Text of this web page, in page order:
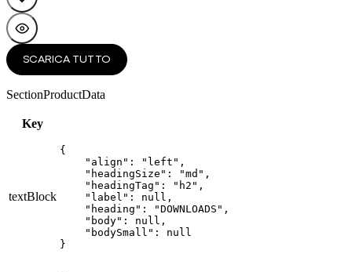
SCARICA TUTTO
SectionProductData
Key
textBlock
{
    "align": "left",
    "headingSize": "md",
    "headingTag": "h2",
    "label": null,
    "heading": "DOWNLOADS",
    "body": null,
    "bodySmall": null
}